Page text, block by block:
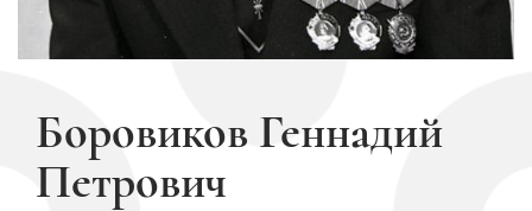
Боровиков Геннадий
Петрович